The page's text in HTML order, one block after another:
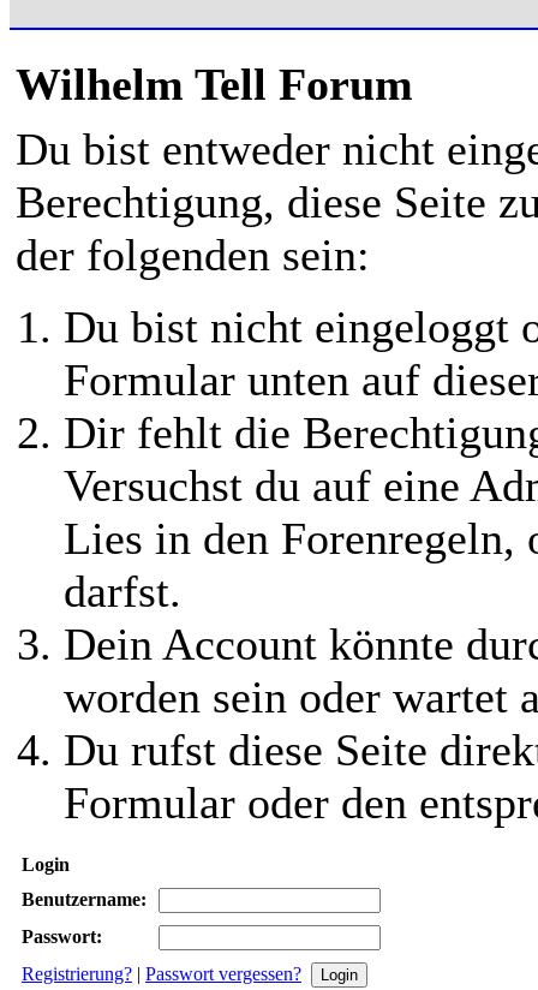
Wilhelm Tell Forum
Du bist entweder nicht
Berechtigung, diese Seite
der folgenden sein:
Du bist nicht eingeloggt
Formular unten auf
Dir fehlt die
Versuchst du auf eine
Lies in den Forenregeln,
darfst.
Dein Account könnte
worden sein oder wartet
Du rufst diese Seite
Formular oder den
Login
Benutzername:
Passwort:
Registrierung? | Passwort vergessen?